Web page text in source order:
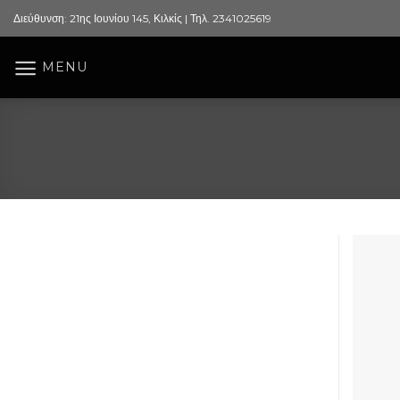
Skip
to
Διεύθυνση: 21ης Ιουνίου 145, Κιλκίς | Τηλ. 2341025619
MENU